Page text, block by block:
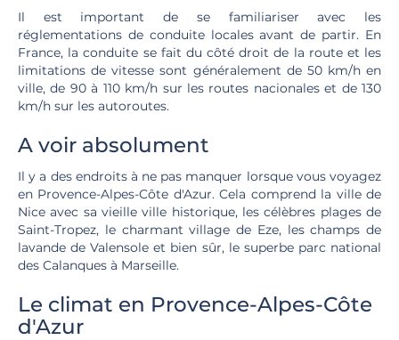
Il est important de se familiariser avec les
réglementations de conduite locales avant de partir. En
France, la conduite se fait du côté droit de la route et les
limitations de vitesse sont généralement de 50 km/h en
ville, de 90 à 110 km/h sur les routes nacionales et de 130
km/h sur les autoroutes.
A voir absolument
Il y a des endroits à ne pas manquer lorsque vous voyagez
en Provence-Alpes-Côte d'Azur. Cela comprend la ville de
Nice avec sa vieille ville historique, les célèbres plages de
Saint-Tropez, le charmant village de Eze, les champs de
lavande de Valensole et bien sûr, le superbe parc national
des Calanques à Marseille.
Le climat en Provence-Alpes-Côte
d'Azur